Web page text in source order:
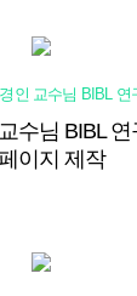
인 교수님 BIBL 연
수님 BIBL
이지 제작